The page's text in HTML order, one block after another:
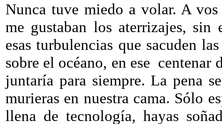
Nunca tuve miedo a volar. A
me gustaban los aterrizajes, sin
esas turbulencias que sacuden
sobre el océano, en ese centenar
juntaría para siempre. La pena
murieras en nuestra cama. Sólo
llena de tecnología, hayas